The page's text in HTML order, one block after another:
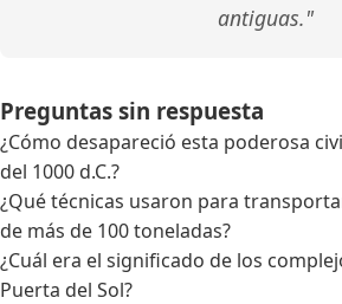
antiguas."
Preguntas sin respuesta
¿Cómo desapareció esta poderosa
del 1000 d.C.?
¿Qué técnicas usaron para
de más de 100 toneladas?
¿Cuál era el significado de los
Puerta del Sol?